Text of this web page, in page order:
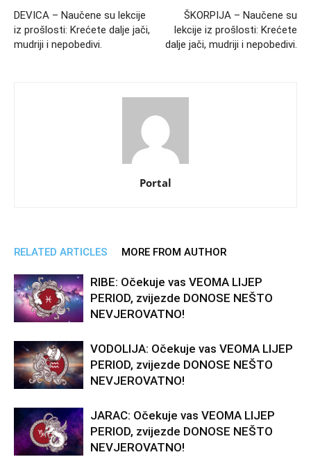
DEVICA – Naučene su lekcije
iz prošlosti: Krećete dalje jači,
mudriji i nepobedivi.
ŠKORPIJA – Naučene su
lekcije iz prošlosti: Krećete
dalje jači, mudriji i nepobedivi.
Portal
RELATED ARTICLES MORE FROM AUTHOR
RIBE: Očekuje vas VEOMA LIJEP
PERIOD, zvijezde DONOSE NEŠTO
NEVJEROVATNO!
VODOLIJA: Očekuje vas VEOMA LIJEP
PERIOD, zvijezde DONOSE NEŠTO
NEVJEROVATNO!
JARAC: Očekuje vas VEOMA LIJEP
PERIOD, zvijezde DONOSE NEŠTO
NEVJEROVATNO!